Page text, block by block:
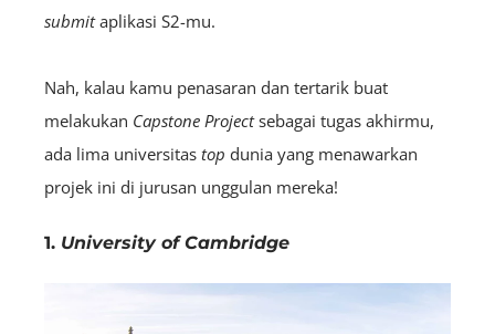
submitaplikasi S2-mu.
Nah, kalau kamu penasaran dan tertarik buat
melakukan Capstone Projectsebagai tugas akhirmu,
ada lima universitas top dunia yang menawarkan
projek ini di jurusan unggulan mereka!
1. University of Cambridge